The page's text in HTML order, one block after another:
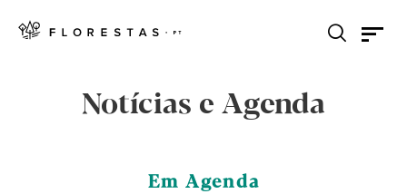
Notícias e Agenda
Em Agenda